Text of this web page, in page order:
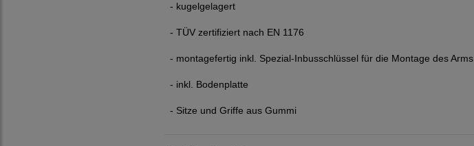
- kugelgelagert
- TÜV zertifiziert nach EN 1176
- montagefertig inkl. Spezial-Inbusschlüssel für die Montage des Arms
- inkl. Bodenplatte
- Sitze und Griffe aus Gummi